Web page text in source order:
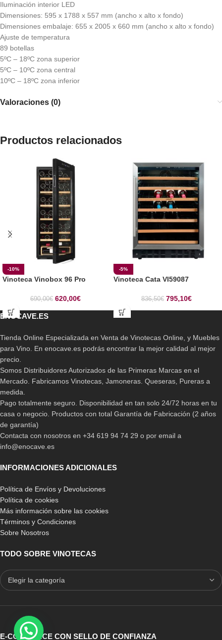
Iluminación interior LED
Dimensiones: 595 x 1788 x 557 mm (ancho x alto x fondo)
Dimensiones embalaje: 655 x 2005 x 660 mm (ancho x alto x fondo)
Ajuste de temperatura
89 botellas
5ºC – 18ºC zona superior
5ºC – 10ºC zona central
10ºC – 18ºC zona inferior
Valoraciones (0)
Productos relacionados
-10%
Vinoteca Vinobox 96 Pro
690,00€ 620,00€
-5%
Vinoteca Cata VI59087
836,50€ 795,10€
ENOCAVE.ES
Tienda Online Especializada en Venta de Vinotecas Online, y Muebles
para Vino. En enocave.es podrás encontrar la mejor calidad al mejor
precio.
Somos Distribuidores Autorizados de las Primeras Marcas en el
Mercado. Fabricamos Vinotecas, Jamoneras. Queseras, Pureras a
medida.
Pago totalmente seguro. Disponibilidad en tan solo 24/72 horas en tu
casa o negocio. Productos con total Garantía de Fabricación (2 años
de garantía)
Contacta con nosotros en +34 619 94 74 29 o por email a
info@enocave.es
INFORMACIONES ADICIONALES
Política de Envíos y Devoluciones
Política de cookies
Más información sobre las cookies
Términos y Condiciones
Sobre Nosotros
TODO SOBRE VINOTECAS
E-COMMERCE CON SELLO DE CONFIANZA